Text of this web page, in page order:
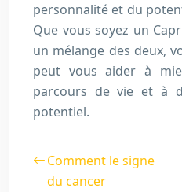
personnalité et du
Que vous soyez un
un mélange des deux,
peut vous aider à
parcours de vie et à
potentiel.
Comment le signe
du cancer